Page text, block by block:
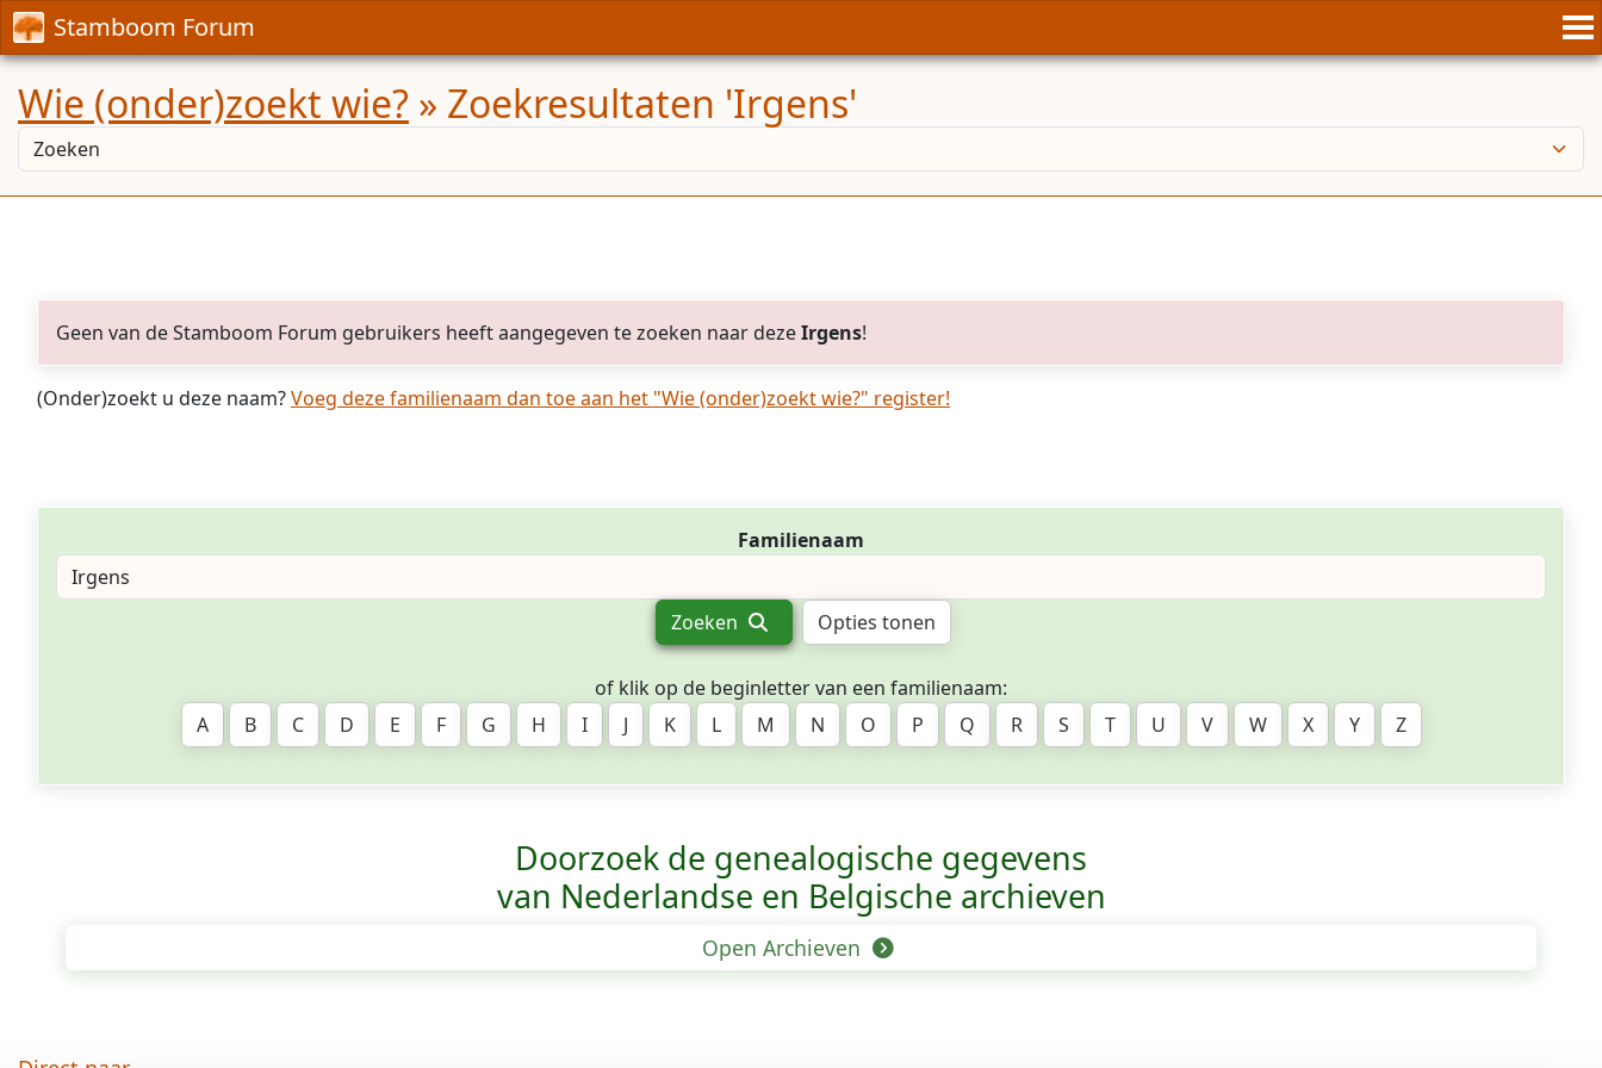
Stamboom Forum
Wie (onder)zoekt wie? » Zoekresultaten 'Irgens'
Geen van de Stamboom Forum gebruikers heeft aangegeven te zoeken naar dezeIrgens!
(Onder)zoekt u deze naam?Voeg deze familienaam dan toe aan het "Wie (onder)zoekt wie?" register!
Familienaam
Zoeken Opties tonen
of klik op de beginletter van een familienaam:
A
B C D E F G H I J K L M N O P Q R S T U V W X Y Z
Doorzoek de genealogische gegevens
van Nederlandse en Belgische archieven
Open Archieven